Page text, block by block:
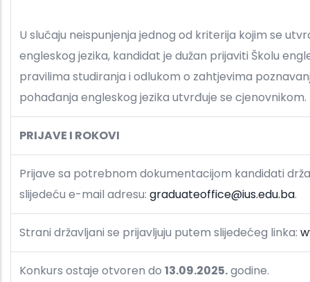
U slučaju neispunjenja jednog od kriterija kojim se
engleskog jezika, kandidat je dužan prijaviti Školu
pravilima studiranja i odlukom o zahtjevima
pohađanja engleskog jezika utvrđuje se cjenovnikom.
PRIJAVE I ROKOVI
Prijave sa potrebnom dokumentacijom kandidati
slijedeću e-mail adresu: graduateoffice@ius.edu.ba.
Strani državljani se prijavljuju putem slijedećeg linka:
Konkurs ostaje otvoren do 13.09.2025.godine.